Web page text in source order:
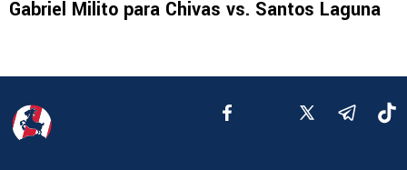
Gabriel Milito para Chivas vs. Santos Laguna